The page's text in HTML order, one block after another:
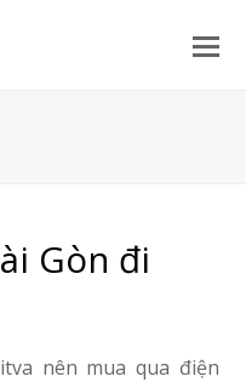
Gòn đi
nên mua qua điện